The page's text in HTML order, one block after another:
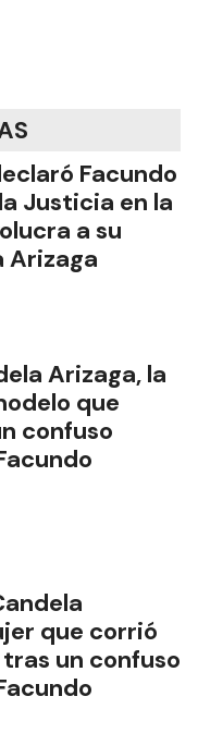
Facundo
Justicia en la
a su
Arizaga
Arizaga, la
que
confuso
que corrió
un confuso